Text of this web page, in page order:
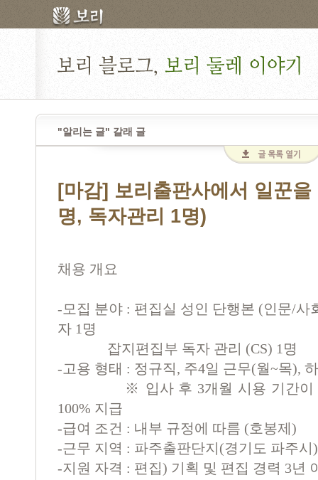
"알리는 글" 갈래 글
[마감] 보리출판사에서 일꾼
명, 독자관리 1명)
채용 개요
-모집 분야 : 편집실 성인 단행본 (인문/사
자 1명
잡지편집부 독자 관리 (CS) 1명
-고용 형태 : 정규직, 주4일 근무(월~목),
※ 입사 후 3개월 시용 기간이 있
100% 지급
-급여 조건 : 내부 규정에 따름 (호봉제)
-근무 지역 : 파주출판단지(경기도 파주시)
-지원 자격 : 편집) 기획 및 편집 경력 3년